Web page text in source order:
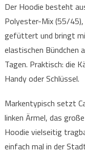
Der Hoodie besteht
Polyester-Mix (55/
gefüttert und bringt
elastischen Bündchen
Tagen. Praktisch: die
Handy oder Schlüssel.
Markentypisch setzt
linken Ärmel, das
Hoodie vielseitig
einfach mal in der